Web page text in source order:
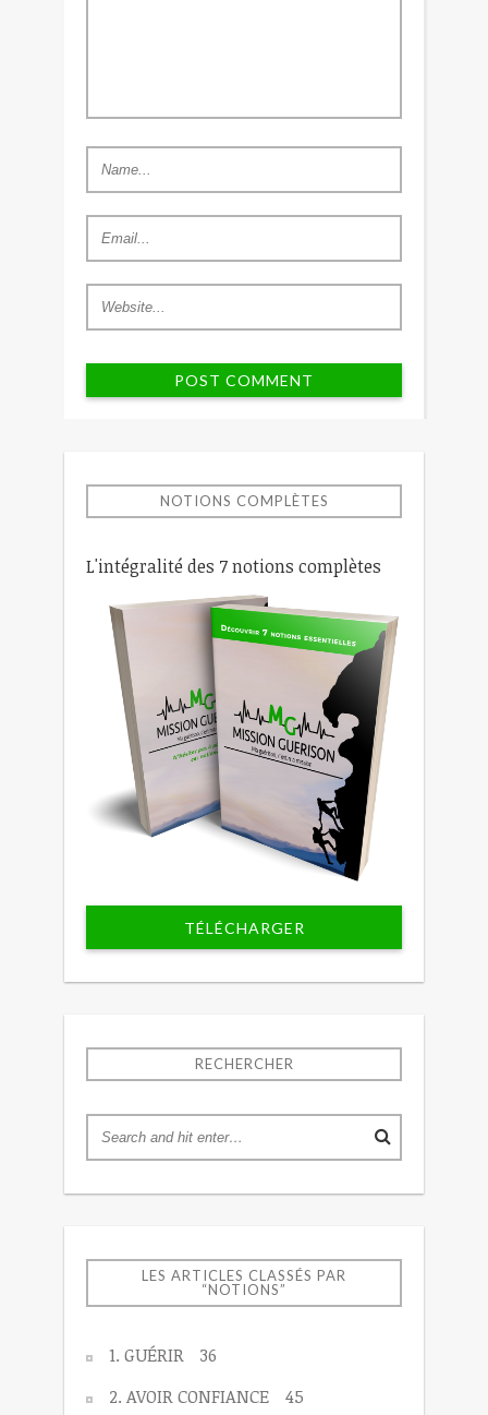
NOTIONS COMPLÈTES
L'intégralité des 7 notions complètes
TÉLÉCHARGER
RECHERCHER
LES ARTICLES CLASSÉS PAR
“NOTIONS”
1. GUÉRIR
36
2. AVOIR CONFIANCE
45